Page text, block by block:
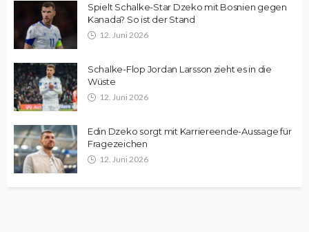
Spielt Schalke-Star Dzeko mit Bosnien gegen
Kanada? So ist der Stand
12. Juni 2026
Schalke-Flop Jordan Larsson zieht es in die
Wüste
12. Juni 2026
Edin Dzeko sorgt mit Karriereende-Aussage für
Fragezeichen
12. Juni 2026